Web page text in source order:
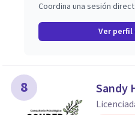
Coordina una sesión
Ver
8 Sandy